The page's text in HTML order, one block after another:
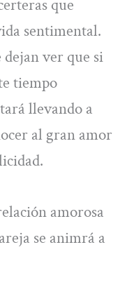
que
sentimental.
ver que si
tiempo
llevando a
al gran amor
amorosa
se animrá a